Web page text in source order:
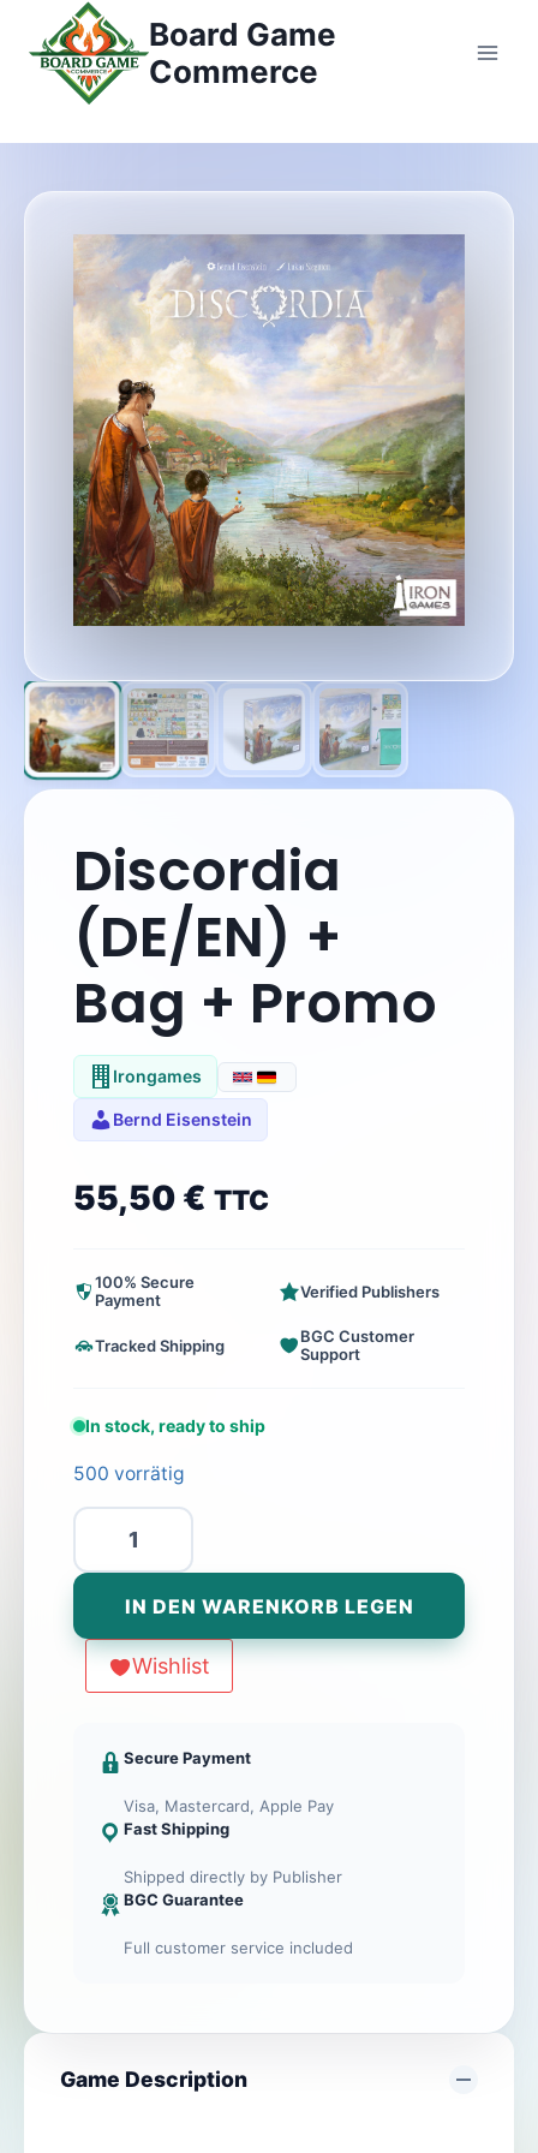
Inhalt
springen
Board Game
Commerce
Discordia
(DE/EN) +
Bag + Promo
Irongames
Bernd Eisenstein
55,50 € TTC
100% Secure
Payment
Verified Publishers
Tracked Shipping
BGC Customer
Support
In stock, ready to ship
500 vorrätig
Discordia
(DE/EN)
+
+
Promo
IN DEN WARENKORB LEGEN
Wishlist
Secure Payment
Visa, Mastercard, Apple Pay
Fast Shipping
Shipped directly by Publisher
BGC Guarantee
Full customer service included
Game Description